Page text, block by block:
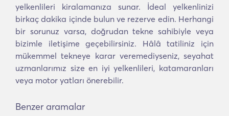
yelkenlileri kiralamanıza sunar. İdeal yelkenlinizi
birkaç dakika içinde bulun ve rezerve edin. Herhangi
bir sorunuz varsa, doğrudan tekne sahibiyle veya
bizimle iletişime geçebilirsiniz. Hâlâ tatiliniz için
mükemmel tekneye karar veremediyseniz, seyahat
uzmanlarımız size en iyi yelkenlileri, katamaranları
veya motor yatları önerebilir.
Benzer aramalar